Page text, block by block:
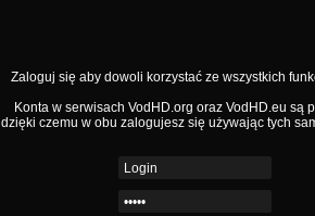
Zaloguj się aby dowoli korzystać ze wszystkich
Konta w serwisach VodHD.org oraz VodHD.eu są
dzięki czemu w obu zalogujesz się używając tych